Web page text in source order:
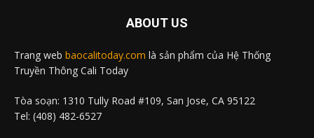
ABOUT US
Trang web baocalitoday.com là sản phẩm của Hệ Thống
Truyền Thông Cali Today
Tòa soạn: 1310 Tully Road #109, San Jose, CA 95122
Tel: (408) 482-6527